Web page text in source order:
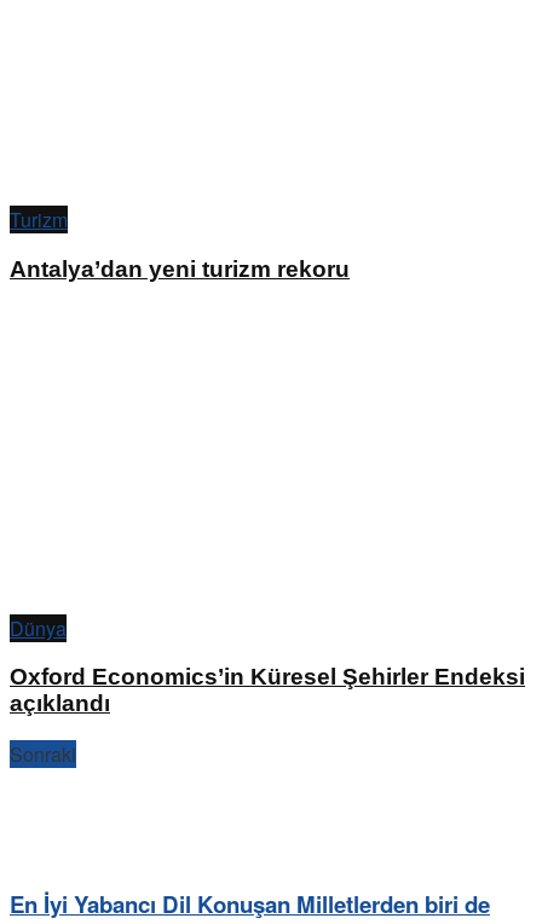
Turizm
Antalya’dan yeni turizm rekoru
Dünya
Oxford Economics’in Küresel Şehirler Endeksi
açıklandı
Sonraki
En İyi Yabancı Dil Konuşan Milletlerden biri de